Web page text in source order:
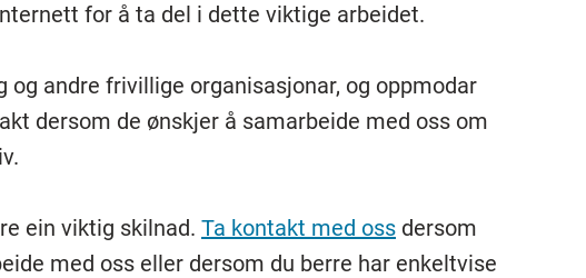
for å ta del i dette viktige arbeidet.
og andre frivillige organisasjonar, og oppmodar
dersom de ønskjer å samarbeide med oss om
ein viktig skilnad. Ta kontakt med oss dersom
med oss eller dersom du berre har enkeltvise